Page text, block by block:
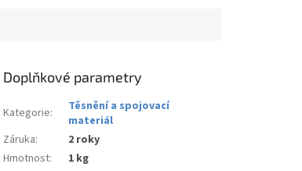
Doplňkové parametry
Kategorie:
Těsnění a spojovací
materiál
Záruka:
2 roky
Hmotnost: 1 kg